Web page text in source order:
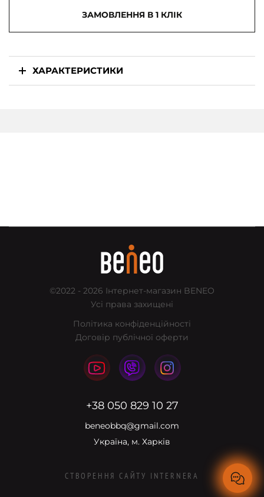
ЗАМОВЛЕННЯ В 1 КЛІК
ХАРАКТЕРИСТИКИ
+38 050 829 10 27
beneobbq@gmail.com
Україна, м. Харків
СТВОРЕННЯ САЙТУ INTERNERA
©2022 - 2026 Інтернет-магазин BENEO
Усі права захищені
Політика конфіденційності
Договір публічної оферти